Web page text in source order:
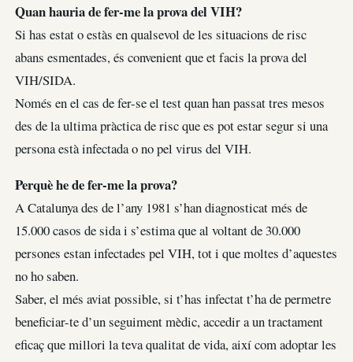
Quan hauria de fer-me la prova del VIH?
Si has estat o estàs en qualsevol de les situacions de risc
abans esmentades, és convenient que et facis la prova del
VIH/SIDA.
Només en el cas de fer-se el test quan han passat tres mesos
des de la ultima pràctica de risc que es pot estar segur si una
persona està infectada o no pel virus del VIH.
Perquè he de fer-me la prova?
A Catalunya des de l’any 1981 s’han diagnosticat més de
15.000 casos de sida i s’estima que al voltant de 30.000
persones estan infectades pel VIH, tot i que moltes d’aquestes
no ho saben.
Saber, el més aviat possible, si t’has infectat t’ha de permetre
beneficiar-te d’un seguiment mèdic, accedir a un tractament
eficaç que millori la teva qualitat de vida, així com adoptar les